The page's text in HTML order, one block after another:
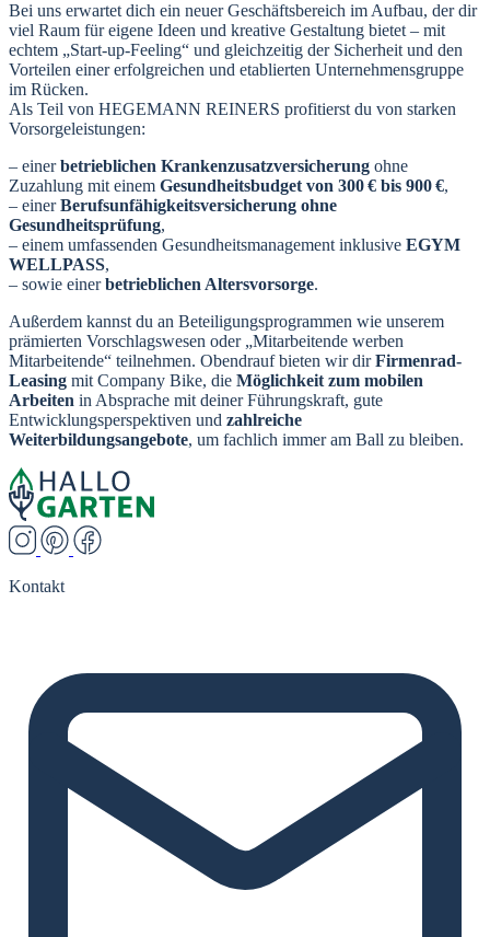
Bei uns erwartet dich ein neuer Geschäftsbereich im Aufbau, der dir
viel Raum für eigene Ideen und kreative Gestaltung bietet – mit
echtem „Start-up-Feeling“ und gleichzeitig der Sicherheit und den
Vorteilen einer erfolgreichen und etablierten Unternehmensgruppe
im Rücken.
Als Teil von HEGEMANN REINERS profitierst du von starken
Vorsorgeleistungen:
– einerbetrieblichen Krankenzusatzversicherung ohne
Zuzahlung mit einem Gesundheitsbudget von 300 € bis 900 €,
– einerBerufsunfähigkeitsversicherung ohne
Gesundheitsprüfung,
– einem umfassenden Gesundheitsmanagement inklusive EGYM
WELLPASS,
– sowie einerbetrieblichen Altersvorsorge.
Außerdem kannst du an Beteiligungsprogrammen wie unserem
prämierten Vorschlagswesen oder „Mitarbeitende werben
Mitarbeitende“ teilnehmen. Obendrauf bieten wir dirFirmenrad-
Leasing mit Company Bike, die Möglichkeit zum mobilen
Arbeiten in Absprache mit deiner Führungskraft, gute
Entwicklungsperspektiven und zahlreiche
Weiterbildungsangebote, um fachlich immer am Ball zu bleiben.
Kontakt